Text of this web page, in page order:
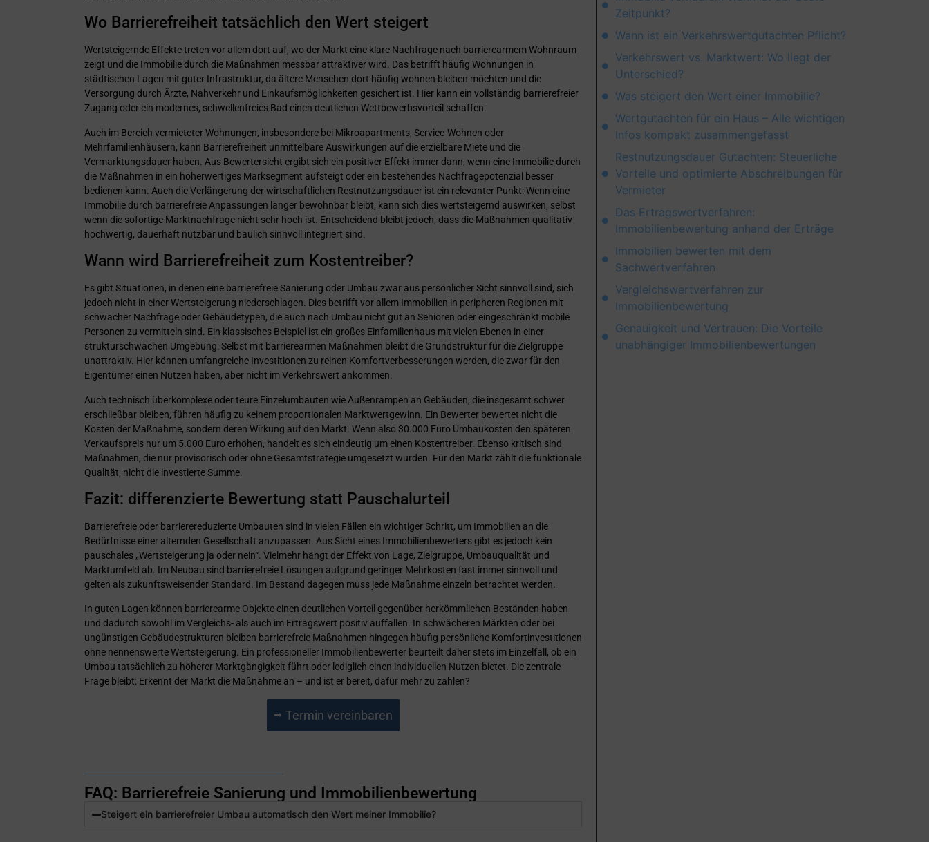
Wo Barrierefreiheit tatsächlich den Wert steigert
Wertsteigernde Effekte treten vor allem dort auf, wo der Markt eine klare Nachfrage nach barrierearmem Wohnraum
zeigt und die Immobilie durch die Maßnahmen messbar attraktiver wird. Das betrifft häufig Wohnungen in
städtischen Lagen mit guter Infrastruktur, da ältere Menschen dort häufig wohnen bleiben möchten und die
Versorgung durch Ärzte, Nahverkehr und Einkaufsmöglichkeiten gesichert ist. Hier kann ein vollständig barrierefreier
Zugang oder ein modernes, schwellenfreies Bad einen deutlichen Wettbewerbsvorteil schaffen.
Auch im Bereich vermieteter Wohnungen, insbesondere bei Mikroapartments, Service-Wohnen oder
Mehrfamilienhäusern, kann Barrierefreiheit unmittelbare Auswirkungen auf die erzielbare Miete und die
Vermarktungsdauer haben. Aus Bewertersicht ergibt sich ein positiver Effekt immer dann, wenn eine Immobilie durch
die Maßnahmen in ein höherwertiges Marksegment aufsteigt oder ein bestehendes Nachfragepotenzial besser
bedienen kann. Auch die Verlängerung der wirtschaftlichen Restnutzungsdauer ist ein relevanter Punkt: Wenn eine
Immobilie durch barrierefreie Anpassungen länger bewohnbar bleibt, kann sich dies wertsteigernd auswirken, selbst
wenn die sofortige Marktnachfrage nicht sehr hoch ist. Entscheidend bleibt jedoch, dass die Maßnahmen qualitativ
hochwertig, dauerhaft nutzbar und baulich sinnvoll integriert sind.
Wann wird Barrierefreiheit zum Kostentreiber?
Es gibt Situationen, in denen eine barrierefreie Sanierung oder Umbau zwar aus persönlicher Sicht sinnvoll sind, sich
jedoch nicht in einer Wertsteigerung niederschlagen. Dies betrifft vor allem Immobilien in peripheren Regionen mit
schwacher Nachfrage oder Gebäudetypen, die auch nach Umbau nicht gut an Senioren oder eingeschränkt mobile
Personen zu vermitteln sind. Ein klassisches Beispiel ist ein großes Einfamilienhaus mit vielen Ebenen in einer
strukturschwachen Umgebung: Selbst mit barrierearmen Maßnahmen bleibt die Grundstruktur für die Zielgruppe
unattraktiv. Hier können umfangreiche Investitionen zu reinen Komfortverbesserungen werden, die zwar für den
Eigentümer einen Nutzen haben, aber nicht im Verkehrswert ankommen.
Auch technisch überkomplexe oder teure Einzelumbauten wie Außenrampen an Gebäuden, die insgesamt schwer
erschließbar bleiben, führen häufig zu keinem proportionalen Marktwertgewinn. Ein Bewerter bewertet nicht die
Kosten der Maßnahme, sondern deren Wirkung auf den Markt. Wenn also 30.000 Euro Umbaukosten den späteren
Verkaufspreis nur um 5.000 Euro erhöhen, handelt es sich eindeutig um einen Kostentreiber. Ebenso kritisch sind
Maßnahmen, die nur provisorisch oder ohne Gesamtstrategie umgesetzt wurden. Für den Markt zählt die funktionale
Qualität, nicht die investierte Summe.
Fazit: differenzierte Bewertung statt Pauschalurteil
Barrierefreie oder barrierereduzierte Umbauten sind in vielen Fällen ein wichtiger Schritt, um Immobilien an die
Bedürfnisse einer alternden Gesellschaft anzupassen. Aus Sicht eines Immobilienbewerters gibt es jedoch kein
pauschales „Wertsteigerung ja oder nein“. Vielmehr hängt der Effekt von Lage, Zielgruppe, Umbauqualität und
Marktumfeld ab. Im Neubau sind barrierefreie Lösungen aufgrund geringer Mehrkosten fast immer sinnvoll und
gelten als zukunftsweisender Standard. Im Bestand dagegen muss jede Maßnahme einzeln betrachtet werden.
In guten Lagen können barrierearme Objekte einen deutlichen Vorteil gegenüber herkömmlichen Beständen haben
und dadurch sowohl im Vergleichs- als auch im Ertragswert positiv auffallen. In schwächeren Märkten oder bei
ungünstigen Gebäudestrukturen bleiben barrierefreie Maßnahmen hingegen häufig persönliche Komfortinvestitionen
ohne nennenswerte Wertsteigerung. Ein professioneller Immobilienbewerter beurteilt daher stets im Einzelfall, ob ein
Umbau tatsächlich zu höherer Marktgängigkeit führt oder lediglich einen individuellen Nutzen bietet. Die zentrale
Frage bleibt: Erkennt der Markt die Maßnahme an – und ist er bereit, dafür mehr zu zahlen?
Termin vereinbaren
FAQ: Barrierefreie Sanierung und Immobilienbewertung
Steigert ein barrierefreier Umbau automatisch den Wert meiner Immobilie?
Zeitpunkt?
Wann ist ein Verkehrswertgutachten Pflicht?
Verkehrswert vs. Marktwert: Wo liegt der
Unterschied?
Was steigert den Wert einer Immobilie?
Wertgutachten für ein Haus – Alle wichtigen
Infos kompakt zusammengefasst
Restnutzungsdauer Gutachten: Steuerliche
Vorteile und optimierte Abschreibungen für
Vermieter
Das Ertragswertverfahren:
Immobilienbewertung anhand der Erträge
Immobilien bewerten mit dem
Sachwertverfahren
Vergleichswertverfahren zur
Immobilienbewertung
Genauigkeit und Vertrauen: Die Vorteile
unabhängiger Immobilienbewertungen